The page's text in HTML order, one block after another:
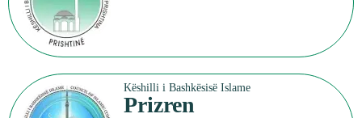
Këshilli i Bashkësisë Islame
Prizren